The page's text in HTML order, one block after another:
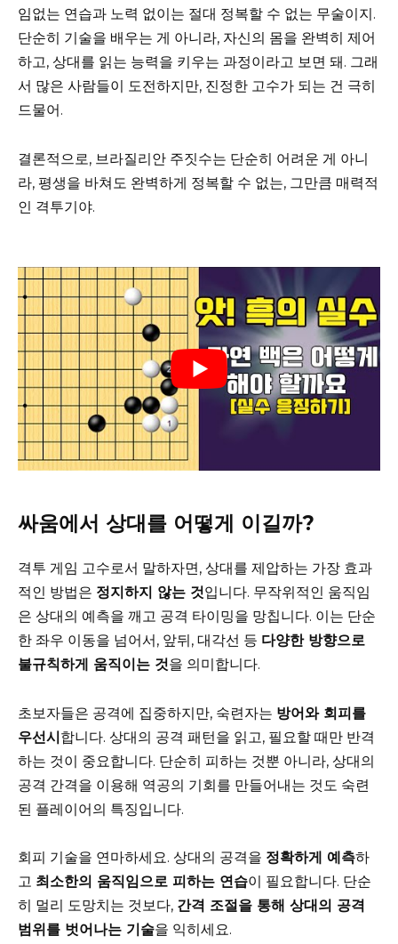
임없는 연습과 노력 없이는 절대 정복할 수 없는 무술이지.
단순히 기술을 배우는 게 아니라, 자신의 몸을 완벽히 제어
하고, 상대를 읽는 능력을 키우는 과정이라고 보면 돼. 그래
서 많은 사람들이 도전하지만, 진정한 고수가 되는 건 극히
드물어.
결론적으로, 브라질리안 주짓수는 단순히 어려운 게 아니
라, 평생을 바쳐도 완벽하게 정복할 수 없는, 그만큼 매력적
인 격투기야.
싸움에서 상대를 어떻게 이길까?
격투 게임 고수로서 말하자면, 상대를 제압하는 가장 효과
적인 방법은 정지하지 않는 것입니다. 무작위적인 움직임
은 상대의 예측을 깨고 공격 타이밍을 망칩니다. 이는 단순
한 좌우 이동을 넘어서, 앞뒤, 대각선 등 다양한 방향으로
불규칙하게 움직이는 것을 의미합니다.
초보자들은 공격에 집중하지만, 숙련자는 방어와 회피를
우선시합니다. 상대의 공격 패턴을 읽고, 필요할 때만 반격
하는 것이 중요합니다. 단순히 피하는 것뿐 아니라, 상대의
공격 간격을 이용해 역공의 기회를 만들어내는 것도 숙련
된 플레이어의 특징입니다.
회피 기술을 연마하세요. 상대의 공격을 정확하게 예측하
고 최소한의 움직임으로 피하는 연습이 필요합니다. 단순
히 멀리 도망치는 것보다, 간격 조절을 통해 상대의 공격
범위를 벗어나는 기술을 익히세요.